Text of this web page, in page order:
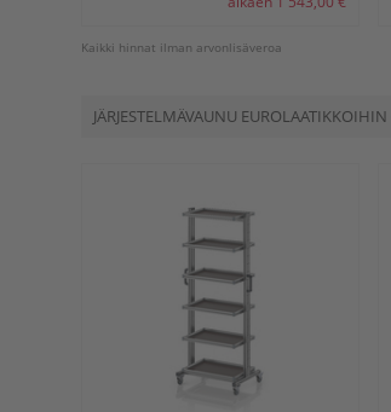
Kaikki hinnat ilman arvonlisäveroa
JÄRJESTELMÄVAUNU EUROLAATIKKOIHIN